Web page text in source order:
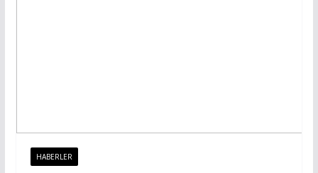
HABERLER